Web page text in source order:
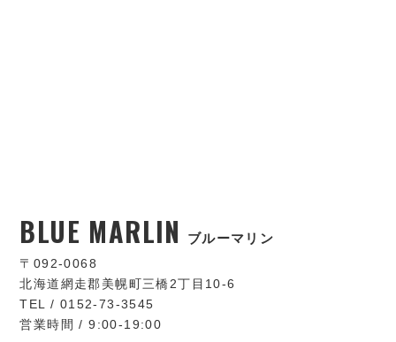
BLUE MARLIN ブルーマリン
〒092-0068
北海道網走郡美幌町三橋2丁目10-6
TEL / 0152-73-3545
営業時間 / 9:00-19:00